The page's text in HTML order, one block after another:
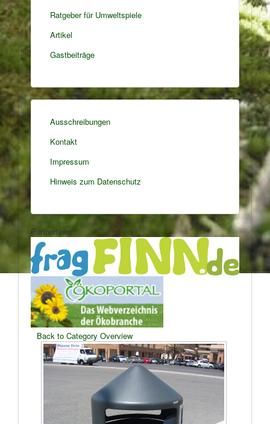
Ratgeber für Umweltspiele
Artikel
Gastbeiträge
Ausschreibungen
Kontakt
Impressum
Hinweis zum Datenschutz
Partnerlinks:
Back to Category Overview